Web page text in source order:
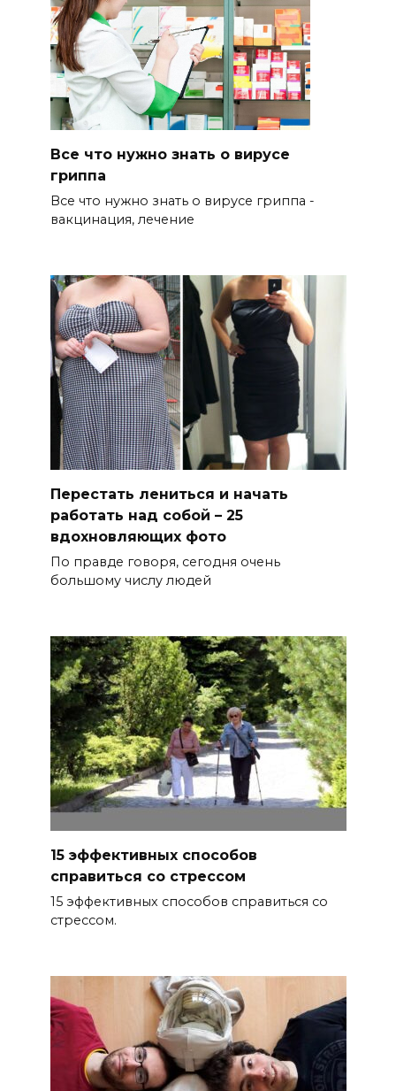
Все что нужно знать о вирусе
гриппа
Все что нужно знать о вирусе гриппа -
вакцинация, лечение
Перестать лениться и начать
работать над собой – 25
вдохновляющих фото
По правде говоря, сегодня очень
большому числу людей
15 эффективных способов
справиться со стрессом
15 эффективных способов справиться со
стрессом.